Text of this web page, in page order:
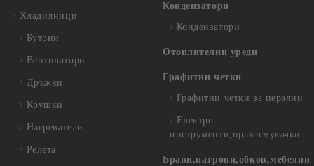
Хладилници
Бутони
Вентилатори
Дръжки
Крушки
Нагреватели
Релета
Кондензатори
Кондензатори
Отоплителни уреди
Графитни четки
Графитни четки за перални
Електро
инструменти,прахосмукачки
Брави,патрони,обков,мебелни